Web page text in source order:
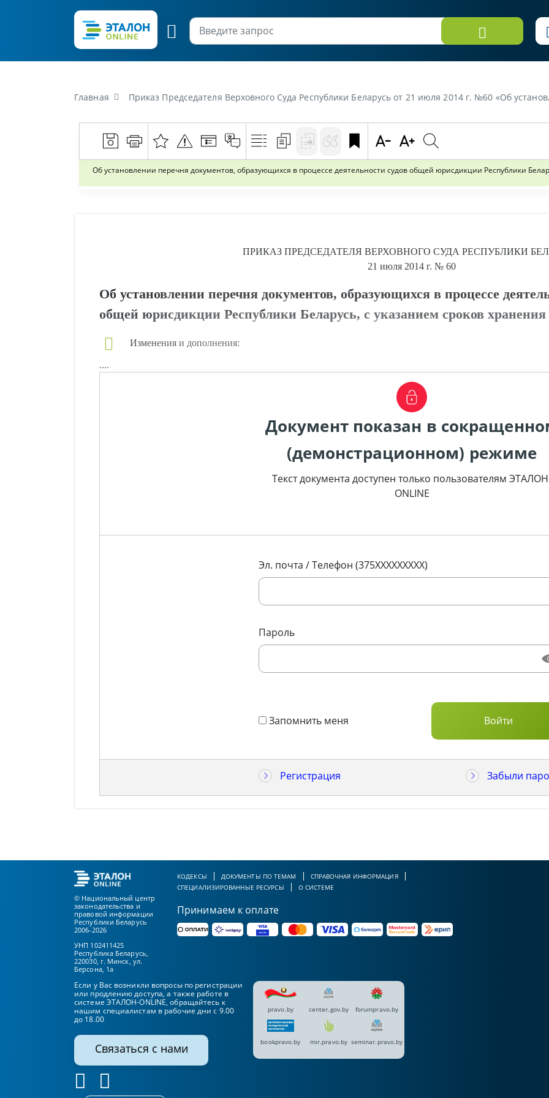
Главная Приказ Председателя Верховного Суда Республики Беларусь от 21 июля 2014 г. №60 «Об установлении перечня документов, образующихся в процессе
Об установлении перечня документов, образующихся в процессе деятельности судов общей юрисдикции Республики
ПРИКАЗ ПРЕДСЕДАТЕЛЯ ВЕРХОВНОГО СУДА РЕСПУБЛИКИ
21 июля 2014 г. № 60
Об установлении перечня документов, образующихся в процессе
общей юрисдикции Республики Беларусь, с указанием сроков хранения
Изменения и дополнения:
....
Документ показан в
(демонстрационном) режиме
Текст документа доступен только пользователям
ONLINE
Эл. почта / Телефон (375XXXXXXXXX)
Пароль
Запомнить меня
Регистрация Забыли
© Национальный центр
законодательства и
правовой информации
Республики Беларусь
2006-2026
УНП 102411425
Республика Беларусь,
220030, г. Минск, ул.
Берсона, 1а
КОДЕКСЫ ДОКУМЕНТЫ ПО ТЕМАМ
СПРАВОЧНАЯ ИНФОРМАЦИЯ
СПЕЦИАЛИЗИРОВАННЫЕ РЕСУРСЫ
О СИСТЕМЕ
Принимаем к оплате
Если у Вас возникли вопросы по регистрации
или продлению доступа, а также работе в
системе ЭТАЛОН-ONLINE, обращайтесь к
нашим специалистам в рабочие дни с 9.00
до 18.00
Связаться с нами
pravo.by center.gov.by forumpravo.by
bookpravo.by mir.pravo.by seminar.pravo.by